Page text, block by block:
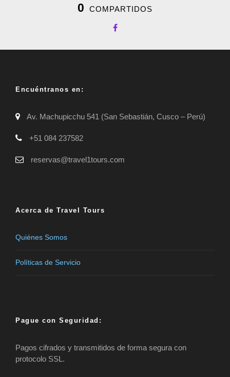
0 COMPARTIDOS
Encuéntranos en:
Av. Machupicchu 541 (San Sebastián, Cusco – Perú)
+51 084 237582
reservas@travel1tours.com
Acerca de Travel Tours
Quiénes Somos
Políticas de Servicio
Pague con Seguridad:
Pagos cifrados y transmitidos de forma segura con
protocolo SSL.